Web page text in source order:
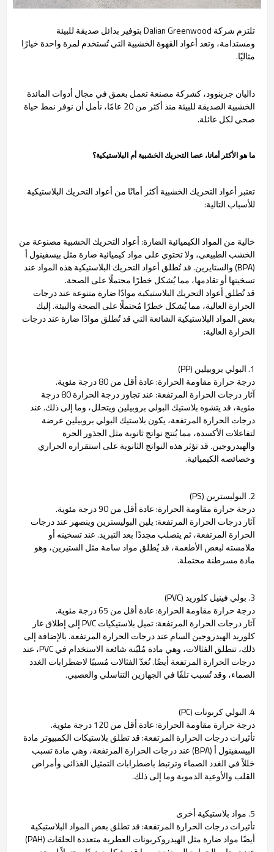
تلتزم شركة Dalian Greenwood بتوفير بدائل صديقة للبيئة
ومستدامة، وتعد أعواد القهوة الخشبية التي تُستخدم لمرة واحدة خيارًا
مثاليًا.
داليان جرينوود، كشركة مصنعة تعمل بعمق في مجال أدوات المائدة
الخشبية الصديقة للبيئة منذ أكثر من 20 عامًا، نأمل أن نوفر نمط حياة
صحي لكل عائلة.
ما هو الأكثر أمانا، عصا التحريك الخشبية أم البلاستيكية؟
تعتبر أعواد التحريك الخشبية أكثر أمانًا من أعواد التحريك البلاستيكية
للأسباب التالية:
خالية من المواد الكيميائية الضارة: أعواد التحريك الخشبية مصنوعة من
الخشب الطبيعي، ولا تحتوي على مواد كيميائية ضارة مثل بيسفينول أ
(BPA) والستايرين. قد تُطلق أعواد التحريك البلاستيكية هذه المواد عند
تسخينها أو تقادمها، مما يُشكل خطرًا محتملًا على الصحة.
قد تُطلق أعواد التحريك البلاستيكية موادًا ضارة متنوعة عند درجات
الحرارة العالية، مما يُشكل خطرًا مُحتملًا على الصحة والبيئة. إليك
بعض المواد البلاستيكية الشائعة التي قد تُطلق موادًا ضارة عند درجات
الحرارة العالية:
1. البولي بروبيلين (PP)
درجة حرارة مقاومة الحرارة: عادة أقل من 80 درجة مئوية.
آثار درجات الحرارة المرتفعة: عند تجاوز درجة الحرارة 80 درجة
مئوية، قد يتشوه بلاستيك البولي بروبيلين ويتحلل، وما إلى ذلك. عند
درجات الحرارة المرتفعة، يكون بلاستيك البولي بروبيلين عرضة
لتفاعلات الأكسدة، مما يُنتج نواتج ثانوية مثل الجذور الحرة
والهيدروجين. قد تؤثر هذه النواتج الثانوية على استقراره الحراري
وخصائصه الكيميائية.
2. البوليسترين (PS)
درجة حرارة مقاومة الحرارة: عادة أقل من 90 درجة مئوية.
آثار درجات الحرارة المرتفعة: يلين البوليسترين وينصهر عند درجات
الحرارة المرتفعة، ثم يتصلب مجددًا بعد التبريد. عند تسخينه أو
ملامسته لبعض الأطعمة، قد يُطلق مواد سامة مثل الستيرين، وهو
مادة مسرطنة محتملة.
3. بولي فينيل كلوريد (PVC)
درجة حرارة مقاومة الحرارة: عادة أقل من 65 درجة مئوية.
آثار درجات الحرارة المرتفعة: تميل بلاستيكيات PVC إلى إطلاق غاز
كلوريد الهيدروجين السام عند درجات الحرارة المرتفعة. بالإضافة إلى
ذلك، تنطلق الفثالات، وهي مادة مُليّنة شائعة الاستخدام في PVC، عند
درجات الحرارة المرتفعة أيضًا. تُعدّ الفثالات مُسببًا لاضطرابات الغدد
الصماء، وقد تُسبب تلفًا في الجهازين التناسلي والعصبي.
4. البولي كربونات (PC)
درجة حرارة مقاومة الحرارة: عادة أقل من 120 درجة مئوية.
تأثيرات درجات الحرارة المرتفعة: قد تطلق بلاستيكات الكمبيوتر مادة
البيسفينول أ (BPA) عند درجات الحرارة المرتفعة، وهي مادة تسبب
خللاً في الغدد الصماء وترتبط باضطرابات التمثيل الغذائي وأمراض
القلب والأوعية الدموية وما إلى ذلك.
5. مواد بلاستيكية أخرى
تأثيرات درجات الحرارة المرتفعة: قد تطلق بعض المواد البلاستيكية
أيضًا مواد ضارة مثل الهيدروكربونات العطرية متعددة الحلقات (PAH)